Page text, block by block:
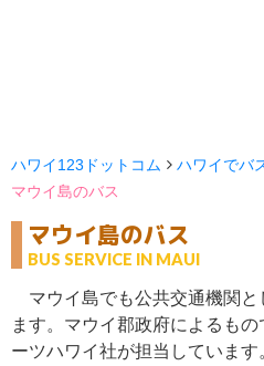
ハワイ123ドットコム
ハワイでバ
マウイ島のバス
マウイ島のバス
BUS SERVICE IN MAUI
マウイ島でも公共交通機関
ます。マウイ郡政府によるも
ーツハワイ社が担当していま